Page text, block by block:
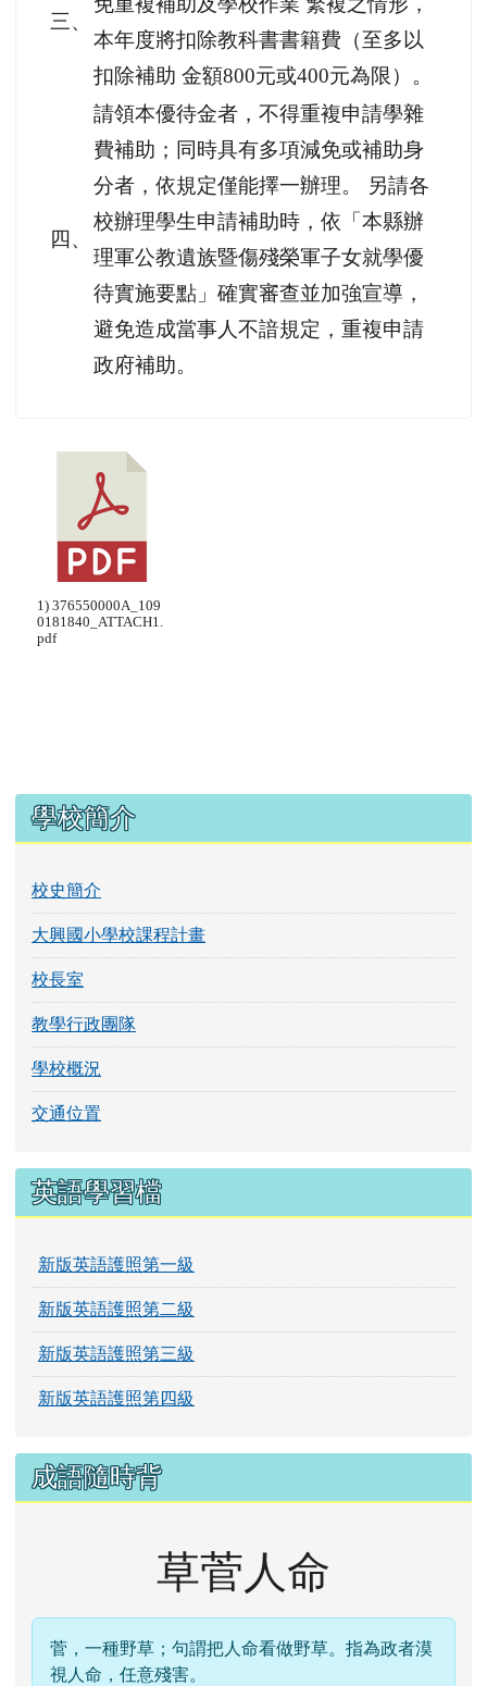
三、
本年度將扣除教科書書籍費（至多以
扣除補助 金額800元或400元為限）。
四、
請領本優待金者，不得重複申請學雜
費補助；同時具有多項減免或補助身
分者，依規定僅能擇一辦理。 另請各
校辦理學生申請補助時，依「本縣辦
理軍公教遺族暨傷殘榮軍子女就學優
待實施要點」確實審查並加強宣導，
避免造成當事人不諳規定，重複申請
政府補助。
1) 376550000A_109
0181840_ATTACH1.
pdf
左邊區域內容
學校簡介
校史簡介
大興國小學校課程計畫
校長室
教學行政團隊
學校概況
交通位置
英語學習檔
新版英語護照第一級
新版英語護照第二級
新版英語護照第三級
新版英語護照第四級
成語隨時背
草菅人命
菅，一種野草；句謂把人命看做野草。指為政者漠
視人命，任意殘害。